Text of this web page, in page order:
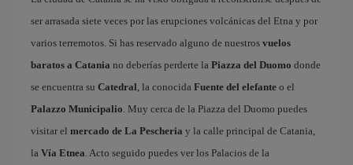
ser arrasada siete veces por las erupciones volcánicas del Etna y por
varios terremotos. Si has reservado alguno de nuestros vuelos
baratos a Catania no deberías perderte la Piazza del Duomo donde
se encuentra su Catedral, la conocida Fuente del elefante o el
Palazzo Municipalio. Muy cerca de la Piazza del Duomo puedes
visitar el mercado de La Pescheria y la calle principal de Catania,
la Vía Etnea. Acto seguido puedes ver los Palacios de la